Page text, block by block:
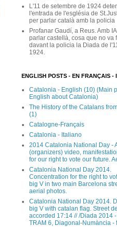
L'11 de setembre de 1924
l'entrada de l'església de
per parlar català amb la policia
Profanar Gaudí, a Reus. Amb
parlar castellà, cosa que no va
davant la policia la Diada de
1924.
ENGLISH POSTS - EN FRANÇAIS -
Catalonia - English (10) (Main
English about Catalonia)
The History of the Catalans
(1)
Catalogne-Français
Catalonia - Italiano
2014 Catalonia National Day -
(organizers) video,
for our right to vote our future.
Catalonia National Day 2014.
Concentration for the right to
big V in two main Barcelona
aerial photos.
Catalonia National Day 2014.
big V with catalan flag. Street
accorded 17:14 // /Diada 2014
TRAM 6, Diagonal-Numància -